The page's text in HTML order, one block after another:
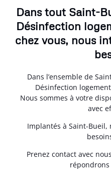
Dans tout Saint-
Désinfection
chez vous, nous
Dans l’ensemble de
Désinfection
Nous sommes à votre
avec
Implantés à Saint-Bueil,
Prenez contact avec
répondrons